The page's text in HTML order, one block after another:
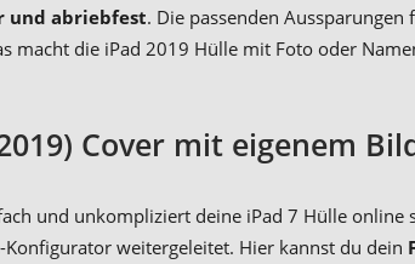
und abriebfest. Die passenden
macht die iPad 2019 Hülle mit Foto oder
Cover mit eigenem
und unkompliziert deine iPad 7 Hülle online
weitergeleitet. Hier kannst du dein